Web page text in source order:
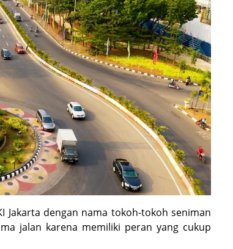
Jakarta dengan nama tokoh-tokoh seniman
jalan karena memiliki peran yang cukup